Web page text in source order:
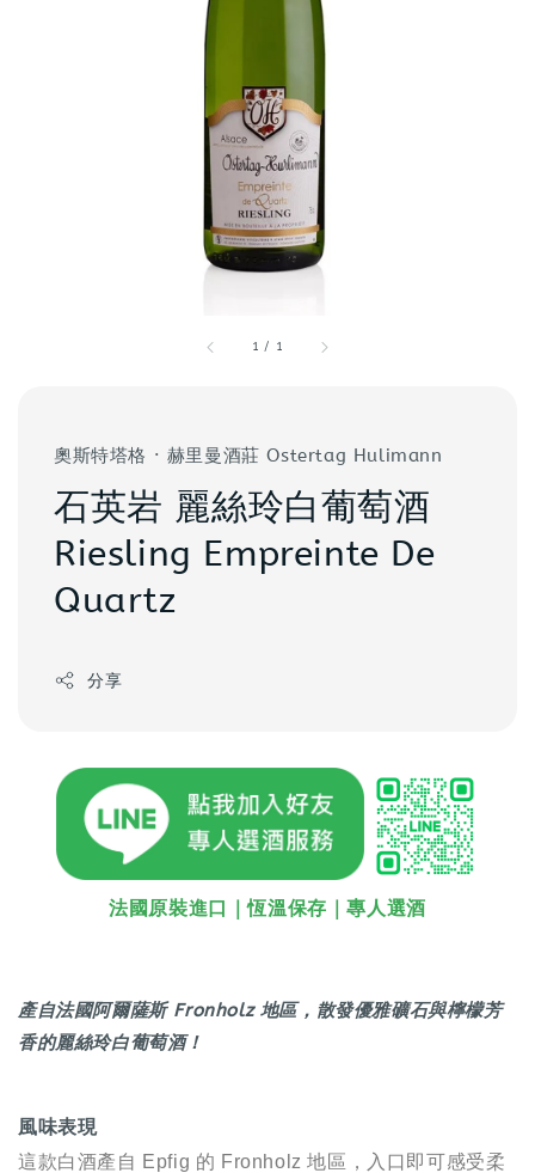
1 / 1
奧斯特塔格 · 赫里曼酒莊 Ostertag Hulimann
石英岩 麗絲玲白葡萄酒
Riesling Empreinte De
Quartz
分享
法國原裝進口｜恆溫保存｜專人選酒
產自法國阿爾薩斯 Fronholz 地區，散發優雅礦石與檸檬芳
香的麗絲玲白葡萄酒！
風味表現
這款白酒產自 Epfig 的 Fronholz 地區，入口即可感受柔